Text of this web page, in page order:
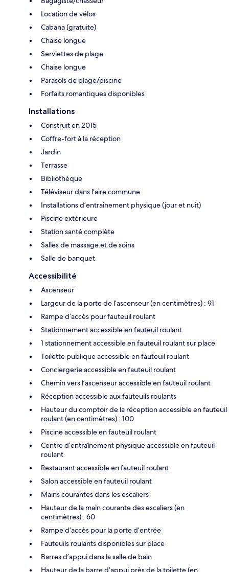
Location de vélos
Cabana (gratuite)
Chaise longue
Serviettes de plage
Chaise longue
Parasols de plage/piscine
Forfaits romantiques disponibles
Installations
Construit en 2015
Coffre-fort à la réception
Jardin
Terrasse
Bibliothèque
Téléviseur dans l’aire commune
Installations d’entraînement physique (jour et nuit)
Piscine extérieure
Station santé complète
Salles de massage et de soins
Salle de banquet
Accessibilité
Ascenseur
Largeur de la porte de l’ascenseur (en centimètres) : 91
Rampe d’accès pour fauteuil roulant
Stationnement accessible en fauteuil roulant
1 stationnement accessible en fauteuil roulant sur place
Toilette publique accessible en fauteuil roulant
Conciergerie accessible en fauteuil roulant
Chemin vers l’ascenseur accessible en fauteuil roulant
Réception accessible aux fauteuils roulants
Hauteur du comptoir de la réception accessible en fauteuil
roulant (en centimètres) : 100
Piscine accessible en fauteuil roulant
Centre d’entraînement physique accessible en fauteuil
roulant
Restaurant accessible en fauteuil roulant
Salon accessible en fauteuil roulant
Mains courantes dans les escaliers
Hauteur de la main courante des escaliers (en
centimètres) : 60
Rampe d’accès pour la porte d’entrée
Fauteuils roulants disponibles sur place
Barres d’appui dans la salle de bain
Hauteur de la barre d’appui près de la toilette (en